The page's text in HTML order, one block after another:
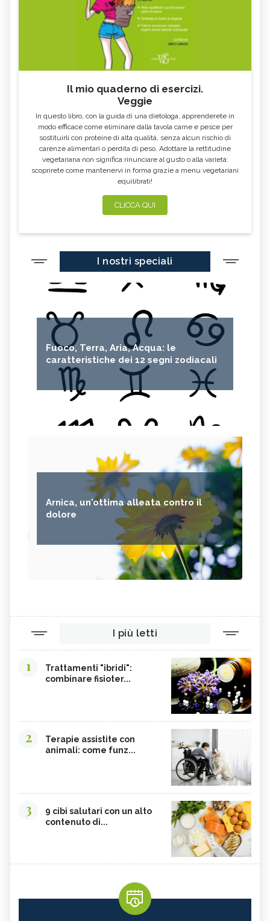
Il mio quaderno di esercizi.
Veggie
In questo libro, con la guida di una dietologa, apprenderete in
modo efficace come eliminare dalla tavola carne e pesce per
sostituirli con proteine di alta qualità, senza alcun rischio di
carenze alimentari o perdita di peso. Adottare la rettitudine
vegetariana non significa rinunciare al gusto o alla varietà:
scoprirete come mantenervi in forma grazie a menu vegetariani
equilibrati!
CLICCA QUI
I nostri speciali
Fuoco, Terra, Aria, Acqua: le
caratteristiche dei 12 segni zodiacali
Arnica, un'ottima alleata contro il
dolore
I più letti
1
Trattamenti "ibridi":
combinare fisioter...
2
Terapie assistite con
animali: come funz...
3
9 cibi salutari con un alto
contenuto di...